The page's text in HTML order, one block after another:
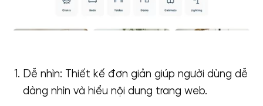
Dễ nhìn: Thiết kế đơn giản giúp người dùng dễ
dàng nhìn và hiểu nội dung trang web.